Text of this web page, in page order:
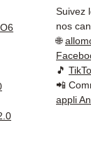
5 à 7
sur
en
Bas,
3
Suivez
nos
🌐
🎵
📲
appli